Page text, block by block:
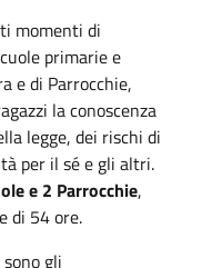
momenti di
primarie e
e di Parrocchie,
la conoscenza
legge, dei rischi di
per il sé e gli altri.
e 2 Parrocchie,
di 54 ore.
gli